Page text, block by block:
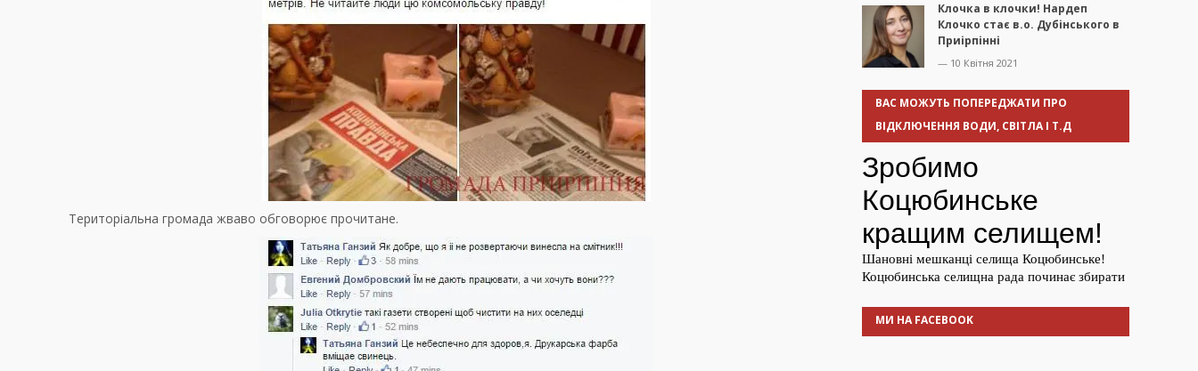
Територіальна громада жваво обговорює прочитане.
Клочка в клочки! Нардеп
Клочко стає в.о. Дубінського в
Приірпінні
— 10 Квітня 2021
ВАС МОЖУТЬ ПОПЕРЕДЖАТИ ПРО
ВІДКЛЮЧЕННЯ ВОДИ, СВІТЛА І Т.Д
МИ НА FACEBOOK